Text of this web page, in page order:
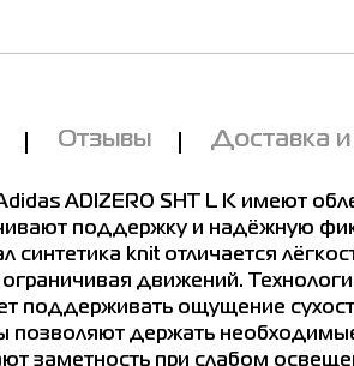
Отзывы Доставка и
ADIZERO SHT L K имеют
поддержку и надёжную
синтетика knit отличается
ограничивая движений.
поддерживать ощущение
позволяют держать
заметность при слабом